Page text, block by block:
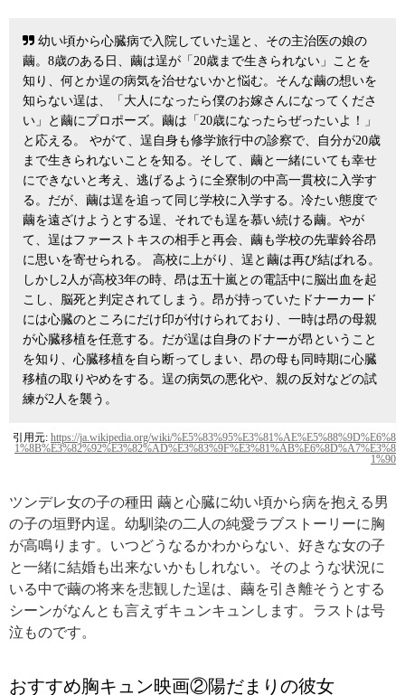
幼い頃から心臓病で入院していた逞と、その主治医の娘の
繭。8歳のある日、繭は逞が「20歳まで生きられない」ことを
知り、何とか逞の病気を治せないかと悩む。そんな繭の想いを
知らない逞は、「大人になったら僕のお嫁さんになってくださ
い」と繭にプロポーズ。繭は「20歳になったらぜったいよ！」
と応える。 やがて、逞自身も修学旅行中の診察で、自分が20歳
まで生きられないことを知る。そして、繭と一緒にいても幸せ
にできないと考え、逃げるように全寮制の中高一貫校に入学す
る。だが、繭は逞を追って同じ学校に入学する。冷たい態度で
繭を遠ざけようとする逞、それでも逞を慕い続ける繭。やが
て、逞はファーストキスの相手と再会、繭も学校の先輩鈴谷昂
に思いを寄せられる。 高校に上がり、逞と繭は再び結ばれる。
しかし2人が高校3年の時、昂は五十嵐との電話中に脳出血を起
こし、脳死と判定されてしまう。昂が持っていたドナーカード
には心臓のところにだけ印が付けられており、一時は昂の母親
が心臓移植を任意する。だが逞は自身のドナーが昂ということ
を知り、心臓移植を自ら断ってしまい、昂の母も同時期に心臓
移植の取りやめをする。逞の病気の悪化や、親の反対などの試
練が2人を襲う。
引用元: https://ja.wikipedia.org/wiki/%E5%83%95%E3%81%AE%E5%88%9D%E6%8
1%8B%E3%82%92%E3%82%AD%E3%83%9F%E3%81%AB%E6%8D%A7%E3%8
1%90
ツンデレ女の子の種田 繭と心臓に幼い頃から病を抱える男
の子の垣野内逞。幼馴染の二人の純愛ラブストーリーに胸
が高鳴ります。いつどうなるかわからない、好きな女の子
と一緒に結婚も出来ないかもしれない。そのような状況に
いる中で繭の将来を悲観した逞は、繭を引き離そうとする
シーンがなんとも言えずキュンキュンします。ラストは号
泣ものです。
おすすめ胸キュン映画②陽だまりの彼女